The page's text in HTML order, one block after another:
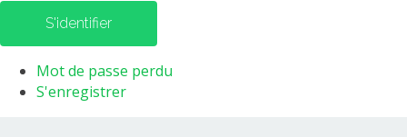
S'identifier
Mot de passe perdu
S'enregistrer